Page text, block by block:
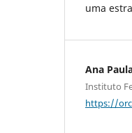
uma
Ana
Instituto
https://